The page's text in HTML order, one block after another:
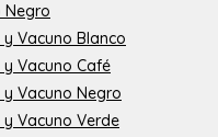
Negro
Vacuno Blanco
Vacuno Café
Vacuno Negro
Vacuno Verde